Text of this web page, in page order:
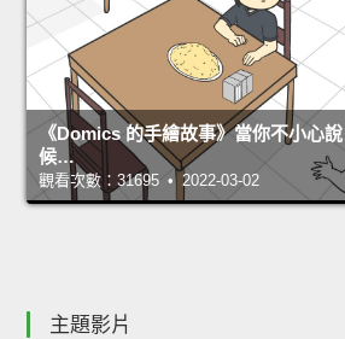
《Domics 的手繪故事》當你不小心
候…
觀看次數：31695 • 2022-03-02
主題影片